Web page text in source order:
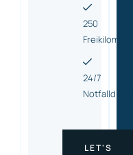
250
Freikilometer
24/7
Notfalldienst
LET'S